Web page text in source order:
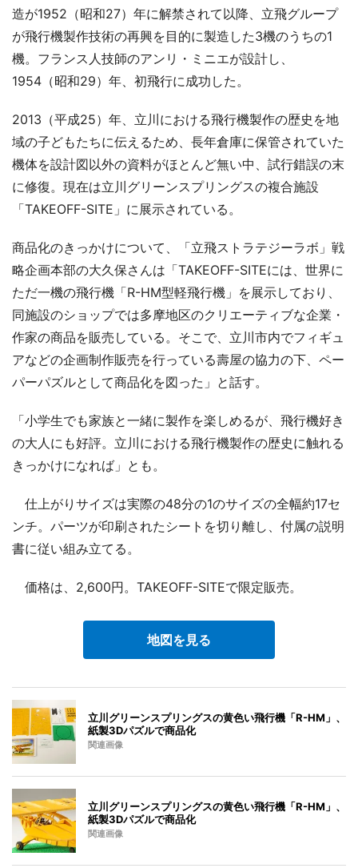
造が1952（昭和27）年に解禁されて以降、立飛グループ
が飛行機製作技術の再興を目的に製造した3機のうちの1
機。フランス人技師のアンリ・ミニエが設計し、
1954（昭和29）年、初飛行に成功した。
2013（平成25）年、立川における飛行機製作の歴史を地
域の子どもたちに伝えるため、長年倉庫に保管されていた
機体を設計図以外の資料がほとんど無い中、試行錯誤の末
に修復。現在は立川グリーンスプリングスの複合施設
「TAKEOFF-SITE」に展示されている。
商品化のきっかけについて、「立飛ストラテジーラボ」戦
略企画本部の大久保さんは「TAKEOFF-SITEには、世界に
ただ一機の飛行機「R-HM型軽飛行機」を展示しており、
同施設のショップでは多摩地区のクリエーティブな企業・
作家の商品を販売している。そこで、立川市内でフィギュ
アなどの企画制作販売を行っている壽屋の協力の下、ペー
パーパズルとして商品化を図った」と話す。
「小学生でも家族と一緒に製作を楽しめるが、飛行機好き
の大人にも好評。立川における飛行機製作の歴史に触れる
きっかけになれば」とも。
仕上がりサイズは実際の48分の1のサイズの全幅約17セ
ンチ。パーツが印刷されたシートを切り離し、付属の説明
書に従い組み立てる。
価格は、2,600円。TAKEOFF-SITEで限定販売。
地図を見る
立川グリーンスプリングスの黄色い飛行機「R-HM」、
紙製3Dパズルで商品化
関連画像
立川グリーンスプリングスの黄色い飛行機「R-HM」、
紙製3Dパズルで商品化
関連画像